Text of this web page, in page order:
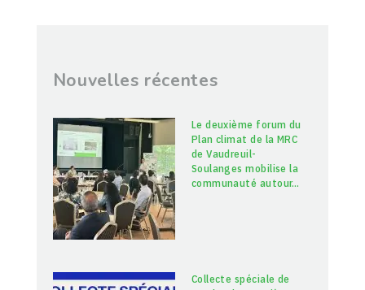
Nouvelles récentes
Le deuxième forum du
Plan climat de la MRC
de Vaudreuil-
Soulanges mobilise la
communauté autour…
Collecte spéciale de